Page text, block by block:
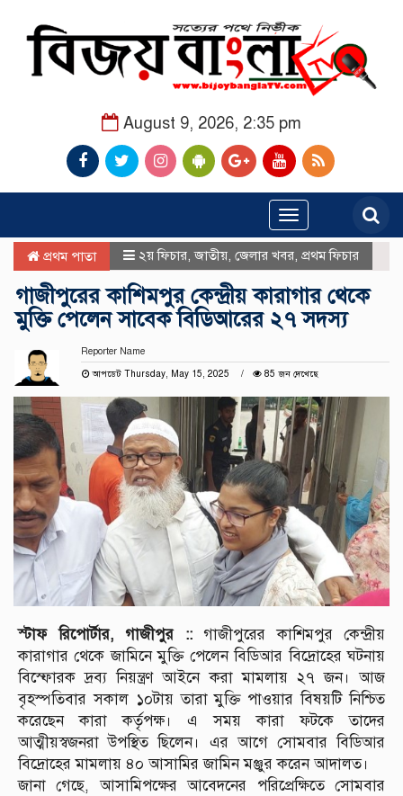
August 9, 2026, 2:35 pm
Toggle
navigation
প্রথম পাতা ২য় ফিচার ,জাতীয় জেলার খবর প্রথম ফিচার
গাজীপুরের কাশিমপুর কেন্দ্রীয় কারাগার থেকে
মুক্তি পেলেন সাবেক বিডিআরের ২৭ সদস্য
Reporter Name
আপডেট Thursday, May 15, 2025
85 জন দেখেছে
স্টাফ রিপোর্টার, গাজীপুর ::গাজীপুরের কাশিমপুর কেন্দ্রীয়
কারাগার থেকে জামিনে মুক্তি পেলেন বিডিআর বিদ্রোহের ঘটনায়
বিস্ফোরক দ্রব্য নিয়ন্ত্রণ আইনে করা মামলায় ২৭ জন। আজ
বৃহস্পতিবার সকাল ১০টায় তারা মুক্তি পাওয়ার বিষয়টি নিশ্চিত
করেছেন কারা কর্তৃপক্ষ। এ সময় কারা ফটকে তাদের
আত্মীয়স্বজনরা উপস্থিত ছিলেন। এর আগে সোমবার বিডিআর
বিদ্রোহের মামলায় ৪০ আসামির জামিন মঞ্জুর করেন আদালত।
জানা গেছে, আসামিপক্ষের আবেদনের পরিপ্রেক্ষিতে সোমবার